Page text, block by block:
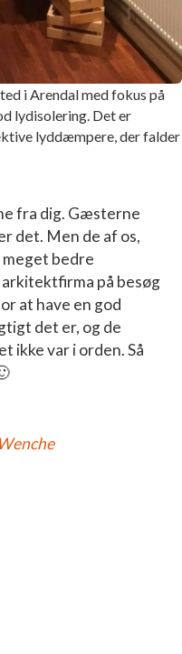
i Arendal med fokus på
lydisolering. Det er
lyddæmpere, der falder
fra dig. Gæsterne
det. Men de af os,
meget bedre
på besøg
at have en god
det er, og de
ikke var i orden. Så